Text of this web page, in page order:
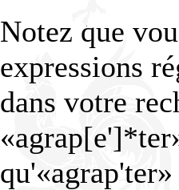
Notez que
expressions
dans votre